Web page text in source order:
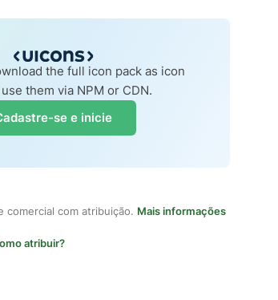
the full icon pack as icon
them via NPM or CDN.
se e inicie
comercial com atribuição. Mais informações
atribuir?